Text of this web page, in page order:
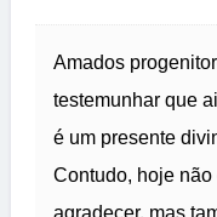
Amados
testemunhar que
é um presente
Contudo, hoje
agradecer, mas